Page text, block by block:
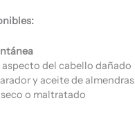
aspecto del cabello dañado
y aceite de almendras
seco o maltratado